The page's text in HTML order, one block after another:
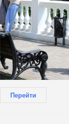
Перейти